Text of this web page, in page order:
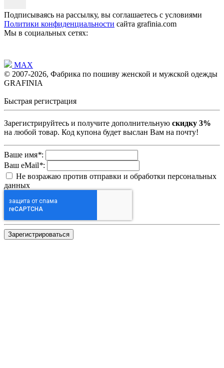
Подписываясь на рассылку, вы соглашаетесь с условиями
Политики конфиденциальности сайта grafinia.com
Мы в социальных сетях:
MAX
© 2007-2026, Фабрика по пошиву женской и мужской одежды
GRAFINIA
Быстрая регистрация
Зарегистрируйтесь и получите дополнительную скидку 3%
на любой товар. Код купона будет выслан Вам на почту!
Ваше имя*:
Ваш eMail*:
Не возражаю против отправки и обработки персональных
данных